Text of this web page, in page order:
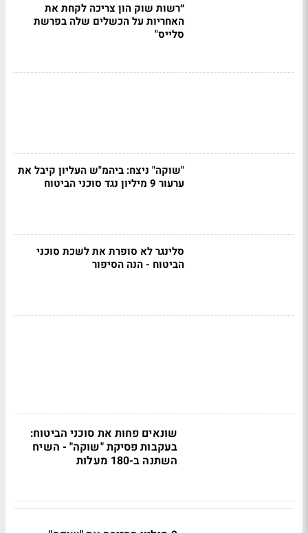
״רשות שוק הון צריכה לקחת את
האחריות על הכשלים שלה בפרשת
סלייס"
"שוקה" ניצח: ביהמ"ש העליון קיבל את
ערעור 9 מיליון נגד סוכני הביטוח
סלינגר לא סופרת את לשכת סוכני
הביטוח - הנה הסיפור
שונאים פחות את סוכני הביטוח:
בעקבות פסיקת "שוקה" - השיח
השתנה ב-180 מעלות